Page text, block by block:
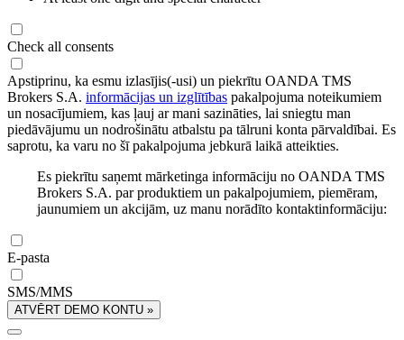
Check all consents
Apstiprinu, ka esmu izlasījis(-usi) un piekrītu OANDA TMS
Brokers S.A. informācijas un izglītības pakalpojuma noteikumiem
un nosacījumiem, kas ļauj ar mani sazināties, lai sniegtu man
piedāvājumu un nodrošinātu atbalstu pa tālruni konta pārvaldībai. Es
saprotu, ka varu no šī pakalpojuma jebkurā laikā atteikties.
Es piekrītu saņemt mārketinga informāciju no OANDA TMS
Brokers S.A. par produktiem un pakalpojumiem, piemēram,
jaunumiem un akcijām, uz manu norādīto kontaktinformāciju:
E-pasta
SMS/MMS
ATVĒRT DEMO KONTU »